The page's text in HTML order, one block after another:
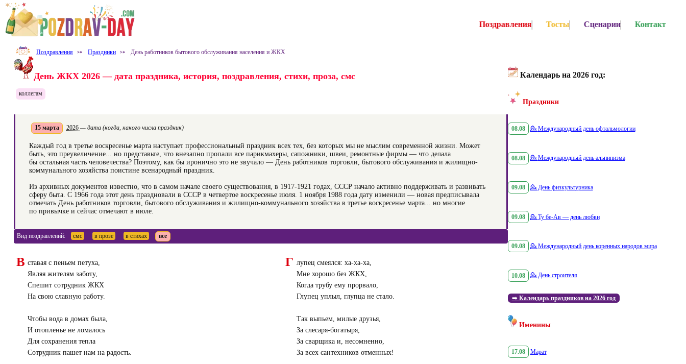
Поздравления ⤐ Праздники ⤐ День работников бытового обслуживания населения и ЖКХ
День ЖКХ 2026 — дата праздника, история, поздравления, стихи, проза, смс
коллегам
15 марта 2026 — дата (когда, какого числа праздник)
Каждый год в третье воскресенье марта наступает профессиональный праздник всех тех, без которых мы не мыслим современной жизни. Может
быть, это преувеличение... но представьте, что внезапно пропали все парикмахеры, сапожники, швеи, ремонтные фирмы — что делала
бы остальная часть человечества? Поэтому, как бы иронично это не звучало — День работников торговли, бытового обслуживания и жилищно-
коммунального хозяйства поистине всенародный праздник.
Из архивных документов известно, что в самом начале своего существования, в 1917-1921 годах, СССР начало активно поддерживать и развивать
сферу быта. С 1966 года этот день праздновали в СССР в четвертое воскресенье июля. 1 ноября 1988 года дату изменили — новая предписывала
отмечать День работников торговли, бытового обслуживания и жилищно-коммунального хозяйства в третье воскресенье марта... но многие
по привычке и сейчас отмечают в июле.
Вид поздравлений: смс в прозе в стихах все
В ставая с пеньем петуха,
Являя жителям заботу,
Спешит сотрудник ЖКХ
На свою славную работу.
Чтобы вода в домах была,
И отопленье не ломалось
Для сохранения тепла
Сотрудник пашет нам на радость.
Г лупец смеялся: ха-ха-ха,
Мне хорошо без ЖКХ,
Когда трубу ему прорвало,
Глупец уплыл, глупца не стало.
Так выпьем, милые друзья,
За слесаря-богатыря,
За сварщика и, несомненно,
За всех сантехников отменных!
Календарь на 2026 год:
Праздники
08.08 💁 Международный день офтальмологии
08.08 💁 Международный день альпинизма
09.08 💁 День физкультурника
09.08 💁 Ту бе-Ав — день любви
09.08 💁 Международный день коренных народов мира
10.08 💁 День строителя
➡️ Календарь праздников на 2026 год
Именины
17.08 Марат
Поздравления Тосты Сценарии Контакт